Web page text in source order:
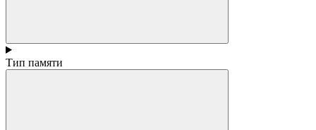
Тип памяти